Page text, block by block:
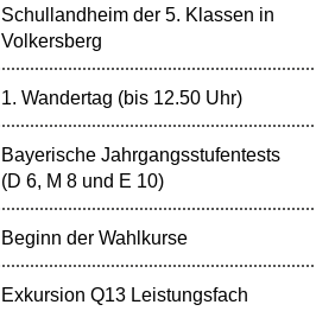
Schullandheim der 5. Klassen in
Volkersberg
1. Wandertag (bis 12.50 Uhr)
Bayerische Jahrgangsstufentests
(D 6, M 8 und E 10)
Beginn der Wahlkurse
Exkursion Q13 Leistungsfach